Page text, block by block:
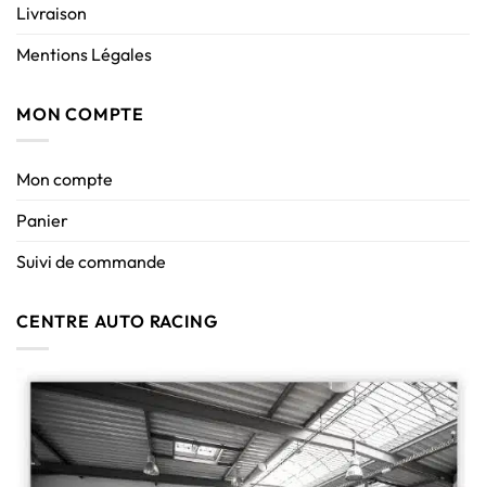
Livraison
Mentions Légales
MON COMPTE
Mon compte
Panier
Suivi de commande
CENTRE AUTO RACING